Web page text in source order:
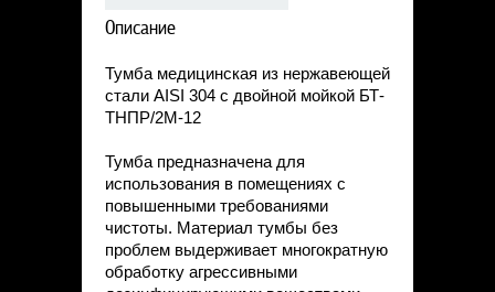
Описание
Тумба медицинская из нержавеющей
стали AISI 304 с двойной мойкой БТ-
ТНПР/2М-12
Тумба предназначена для
использования в помещениях с
повышенными требованиями
чистоты. Материал тумбы без
проблем выдерживает многократную
обработку агрессивными